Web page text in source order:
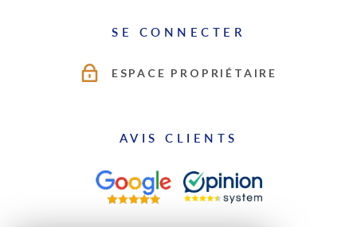
SE CONNECTER
ESPACE PROPRIÉTAIRE
AVIS CLIENTS